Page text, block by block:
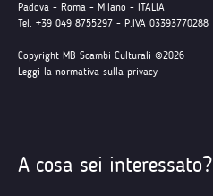
Padova - Roma - Milano - ITALIA
Tel. +39 049 8755297 - P.IVA 03393770288
Copyright MB Scambi Culturali ©2026
Leggi la normativa sulla privacy
A cosa sei interessato?